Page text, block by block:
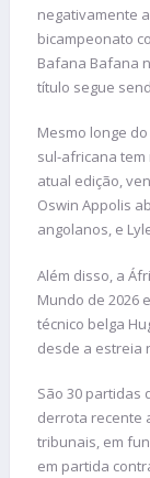
negativamente
bicampeonato
Bafana Bafana
título segue
Mesmo longe
sul-africana
atual edição,
Oswin Appolis
angolanos, e
Além disso, a
Mundo de 2026
técnico belga
desde a estreia
São 30 partidas
derrota recente
tribunais, em
em partida